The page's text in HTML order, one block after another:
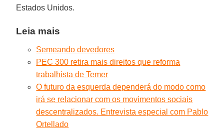
Estados Unidos.
Leia mais
Semeando devedores
PEC 300 retira mais direitos que reforma
trabalhista de Temer
O futuro da esquerda dependerá do modo como
irá se relacionar com os movimentos sociais
descentralizados. Entrevista especial com Pablo
Ortellado